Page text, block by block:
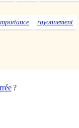
rayonnement
?